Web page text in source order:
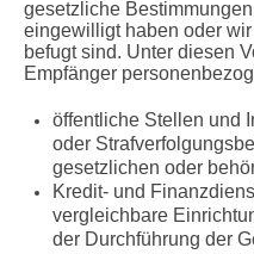
gesetzliche
eingewilligt haben oder
befugt sind. Unter diesen
Empfänger
öffentliche Stellen und
oder
gesetzlichen oder
Kredit- und
vergleichbare
der Durchführung der